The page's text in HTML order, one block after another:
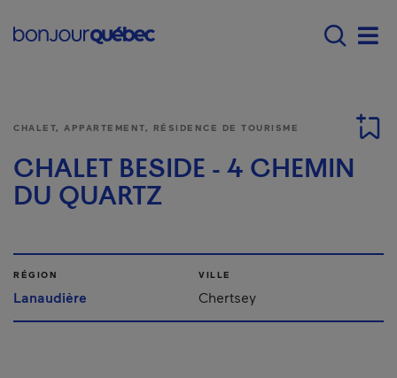
Main navigation -
CHALET, APPARTEMENT, RÉSIDENCE DE TOURISME
CHALET BESIDE - 4 CHEMIN
DU QUARTZ
RÉGION
Lanaudière
VILLE
Chertsey